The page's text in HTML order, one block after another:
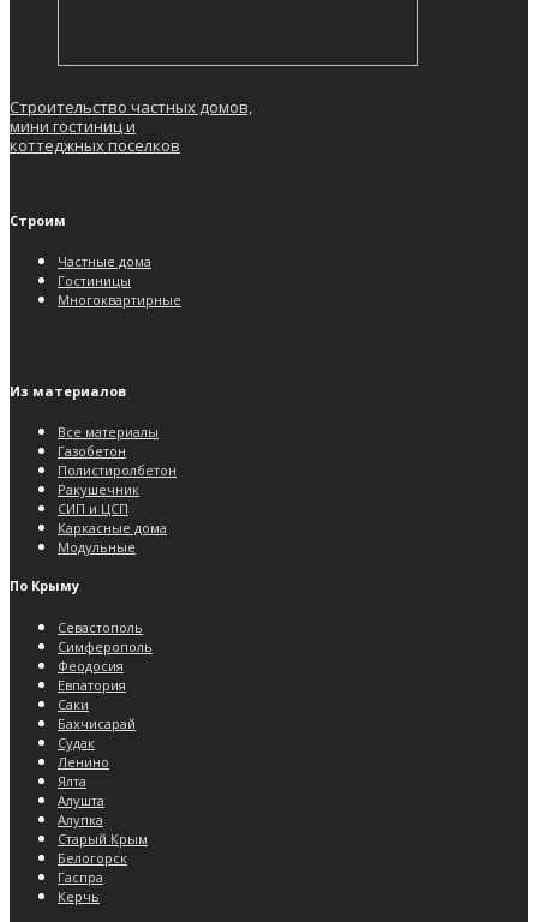
Строительство частных домов,
мини гостиниц и
коттеджных поселков
Строим
Частные дома
Гостиницы
Многоквартирные
Из материалов
Все материалы
Газобетон
Полистиролбетон
Ракушечник
СИП и ЦСП
Каркасные дома
Модульные
По Крыму
Севастополь
Симферополь
Феодосия
Евпатория
Саки
Бахчисарай
Судак
Ленино
Ялта
Алушта
Алупка
Старый Крым
Белогорск
Гаспра
Керчь